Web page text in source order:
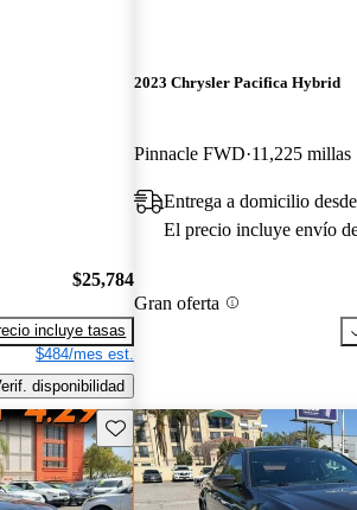
$25,784
incluye tasas
$484/mes est.
disponibilidad
2023 Chrysler Pacifica Hybrid
Pinnacle FWD 11,225 millas
Entrega a domicilio
El precio incluye envío
Gran oferta
Guarda este Aviso